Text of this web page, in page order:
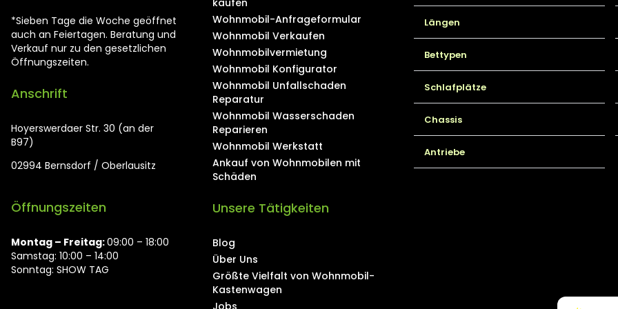
*Sieben Tage die Woche geöffnet
auch an Feiertagen. Beratung und
Verkauf nur zu den gesetzlichen
Öffnungszeiten.
Anschrift
Hoyerswerdaer Str. 30 (an der
B97)
02994 Bernsdorf / Oberlausitz
Öffnungszeiten
Montag ⁠– Freitag:09:00 – 18:00
Samstag: 10:00 – 14:00
Sonntag: SHOW TAG
Wohnmobil-Anfrageformular
Wohnmobil Verkaufen
Wohnmobilvermietung
Wohnmobil Konfigurator
Wohnmobil Unfallschaden
Reparatur
Wohnmobil Wasserschaden
Reparieren
Wohnmobil Werkstatt
Ankauf von Wohnmobilen mit
Schäden
Unsere Tätigkeiten
Blog
Über Uns
Größte Vielfalt von Wohnmobil-
Kastenwagen
Jobs
Längen
Bettypen
Schlafplätze
Chassis
Antriebe